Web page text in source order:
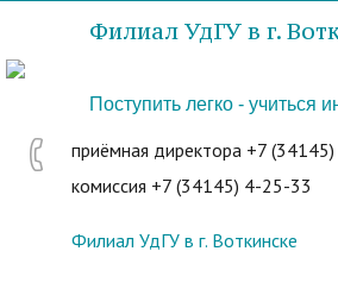
Филиал УдГУ в г.
Поступить легко - учиться
приёмная директора +7
комиссия +7 (34145) 4-25-33
Филиал УдГУ в г. Воткинске